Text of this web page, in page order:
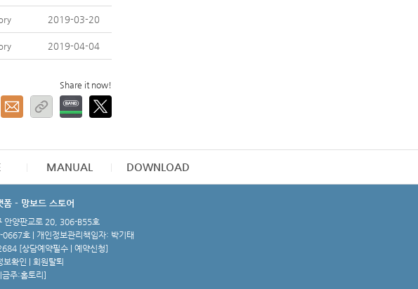
2019-03-20
2019-04-04
Share it now!
MANUAL DOWNLOAD
폼 - 망보드 스토어
안양판교로 20, 306-B55호
호 | 개인정보관리책임자: 박기태
[상담예약필수 | 예약신청]
보확인
회원탈퇴
주:홈토리]